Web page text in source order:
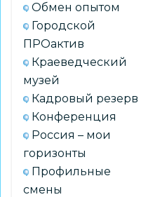
Обмен опытом
Городской
ПРОактив
Краеведческий
музей
Кадровый резерв
Конференция
Россия – мои
горизонты
Профильные
смены